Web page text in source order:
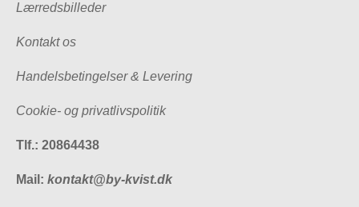
Lærredsbilleder
Kontakt os
Handelsbetingelser & Levering
Cookie- og privatlivspolitik
Tlf.: 20864438
Mail: kontakt@by-kvist.dk